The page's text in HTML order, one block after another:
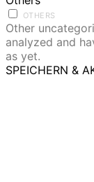
OTHERS
Other
analyzed and
as yet.
SPEICHERN &